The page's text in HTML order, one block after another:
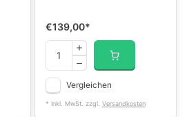
€139,00*
Vergleichen
* Inkl. MwSt. zzgl. Versandkosten